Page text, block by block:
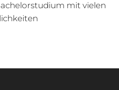
Infotagemit vielen